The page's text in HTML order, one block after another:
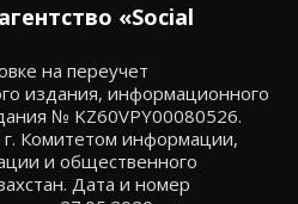
«Social
на переучет
издания, информационного
№ KZ60VPY00080526.
Комитетом информации,
и общественного
Дата и номер